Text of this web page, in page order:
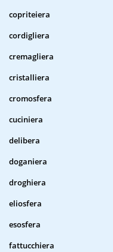
copriteiera
cordigliera
cremagliera
cristalliera
cromosfera
cuciniera
delibera
doganiera
droghiera
eliosfera
esosfera
fattucchiera